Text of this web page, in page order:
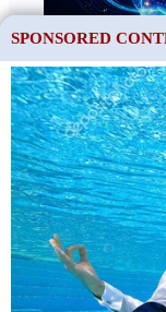
SPONSORED